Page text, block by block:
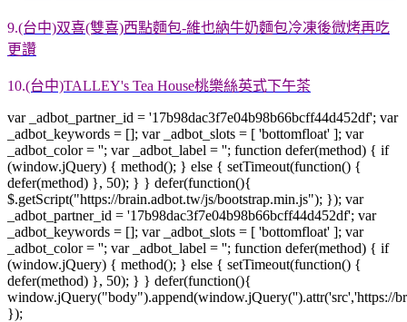
9.(台中)双喜(雙喜)西點麵包-維也納牛奶麵包冷凍後微烤再吃
更讚
10.(台中)TALLEY's Tea House桃樂絲英式下午茶
var _adbot_partner_id = '17b98dac3f7e04b98b66bcff44d452df'; var
_adbot_keywords = []; var _adbot_slots = [ 'bottomfloat' ]; var
_adbot_color = ''; var _adbot_label = ''; function defer(method) { if
(window.jQuery) { method(); } else { setTimeout(function() {
defer(method) }, 50); } } defer(function(){
$.getScript("https://brain.adbot.tw/js/bootstrap.min.js"); }); var
_adbot_partner_id = '17b98dac3f7e04b98b66bcff44d452df'; var
_adbot_keywords = []; var _adbot_slots = [ 'bottomfloat' ]; var
_adbot_color = ''; var _adbot_label = ''; function defer(method) { if
(window.jQuery) { method(); } else { setTimeout(function() {
defer(method) }, 50); } } defer(function(){
window.jQuery("body").append(window.jQuery('').attr('src','https://
});